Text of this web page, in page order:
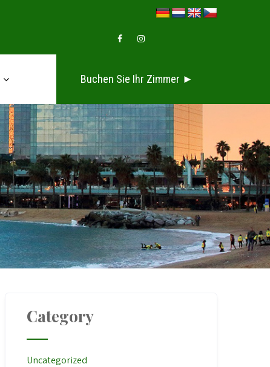
Buchen Sie Ihr Zimmer ►
Category
Uncategorized